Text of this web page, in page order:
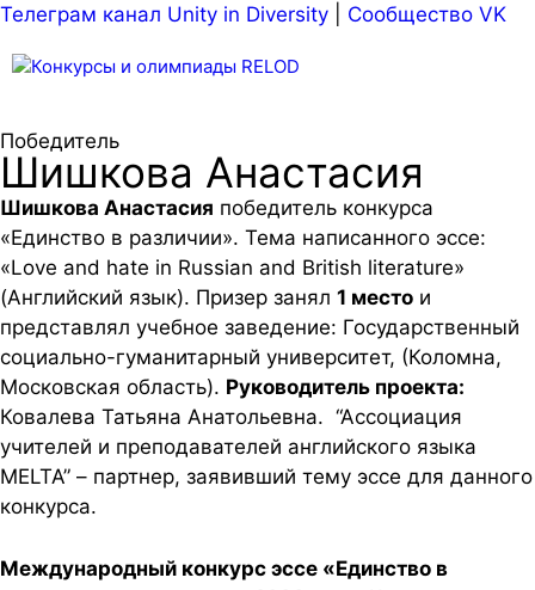
Телеграм канал Unity in Diversity Сообщество VK
Победитель
Шишкова Анастасия
Шишкова Анастасия победитель конкурса
«Единство в различии». Тема написанного эссе:
«Love and hate in Russian and British literature»
(Английский язык). Призер занял 1 место и
представлял учебное заведение: Государственный
социально-гуманитарный университет, (Коломна,
Московская область). Руководитель проекта:
Ковалева Татьяна Анатольевна. “Ассоциация
учителей и преподавателей английского языка
MELTA” – партнер, заявивший тему эссе для данного
конкурса.
Международный конкурс эссе «Единство в